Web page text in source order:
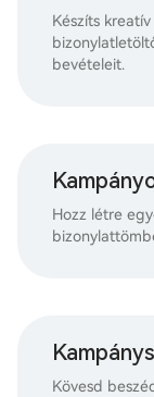
Készíts
bevételeit.
Hozz létre
Kövesd